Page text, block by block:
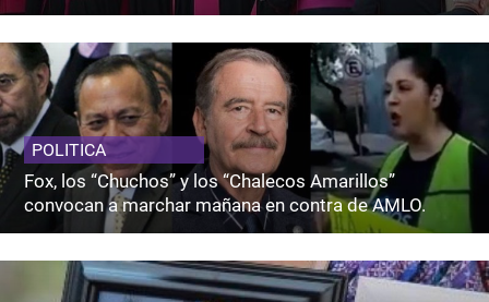
POLITICA
Fox, los “Chuchos” y los “Chalecos Amarillos”
convocan a marchar mañana en contra de AMLO.